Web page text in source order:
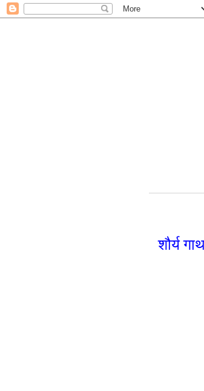
शौर्य